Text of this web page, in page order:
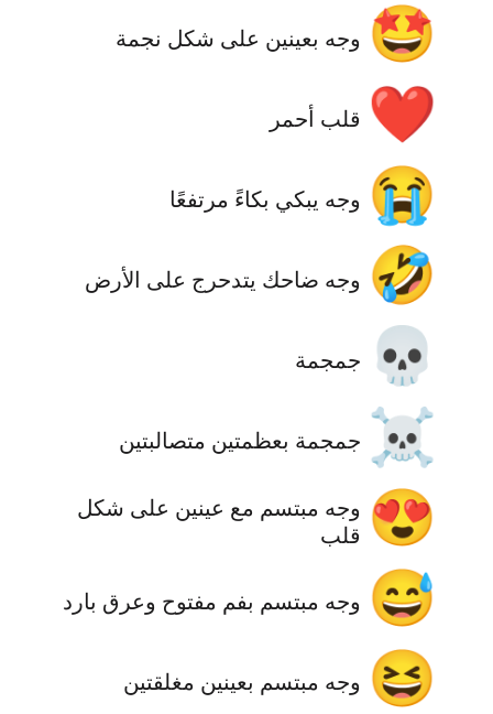
🤩 وجه بعينين على شكل نجمة
❤️ قلب أحمر
😭 وجه يبكي بكاءً مرتفعًا
🤣 وجه ضاحك يتدحرج على الأرض
💀 جمجمة
☠️ جمجمة بعظمتين متصالبتين
😍 وجه مبتسم مع عينين على شكل
قلب
😅 وجه مبتسم بفم مفتوح وعرق بارد
😆 وجه مبتسم بعينين مغلقتين